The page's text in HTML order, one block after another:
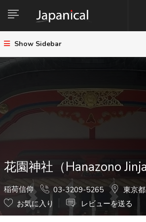
Show Sidebar
花園神社（Hanazono Jinja
稲荷信仰 03-3209-5265
東京
お気に入り
レビューを送る